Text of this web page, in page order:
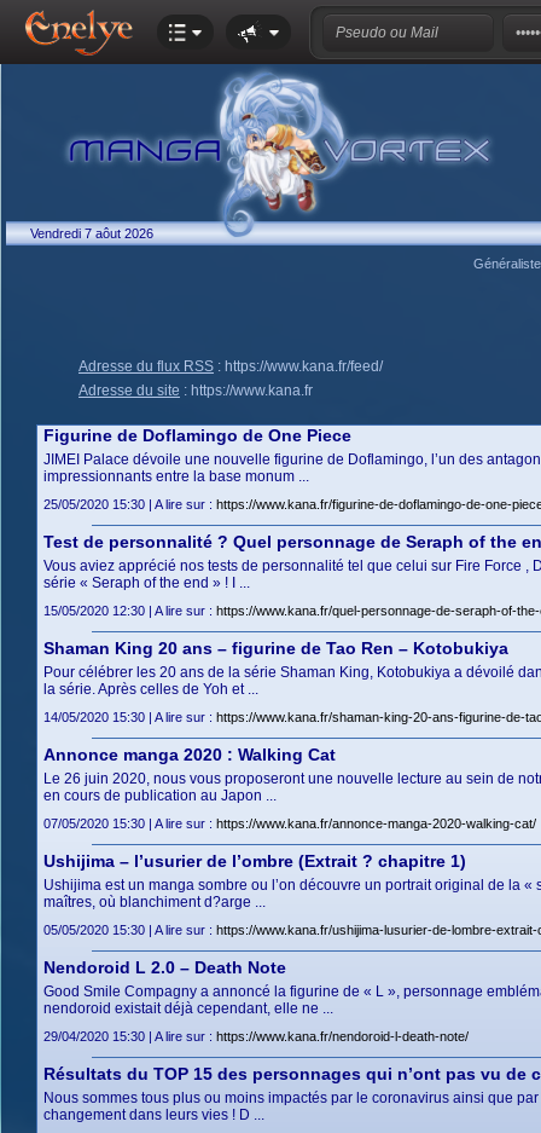
Vendredi 7 aôut 2026
Adresse du flux RSS : https://www.kana.fr/feed/
Adresse du site : https://www.kana.fr
Figurine de Doflamingo de One Piece
JIMEI Palace dévoile une nouvelle figurine de Doflamingo, l’un des
impressionnants entre la base monum ...
25/05/2020 15:30 | A lire sur : https://www.kana.fr/figurine-de-doflamingo-de-one-
Test de personnalité ? Quel personnage de Seraph of the
Vous aviez apprécié nos tests de personnalité tel que celui sur Fire Force
série « Seraph of the end » ! I ...
15/05/2020 12:30 | A lire sur : https://www.kana.fr/quel-personnage-de-seraph-of-
Shaman King 20 ans – figurine de Tao Ren – Kotobukiya
Pour célébrer les 20 ans de la série Shaman King, Kotobukiya a dévoilé
la série. Après celles de Yoh et ...
14/05/2020 15:30 | A lire sur : https://www.kana.fr/shaman-king-20-ans-figurine-de-
Annonce manga 2020 : Walking Cat
Le 26 juin 2020, nous vous proposeront une nouvelle lecture au sein de
en cours de publication au Japon ...
07/05/2020 15:30 | A lire sur : https://www.kana.fr/annonce-manga-2020-walking-cat/
Ushijima – l’usurier de l’ombre (Extrait ? chapitre 1)
Ushijima est un manga sombre ou l’on découvre un portrait original de la
maîtres, où blanchiment d?arge ...
05/05/2020 15:30 | A lire sur : https://www.kana.fr/ushijima-lusurier-de-lombre-extrait-
Nendoroid L 2.0 – Death Note
Good Smile Compagny a annoncé la figurine de « L », personnage
nendoroid existait déjà cependant, elle ne ...
29/04/2020 15:30 | A lire sur : https://www.kana.fr/nendoroid-l-death-note/
Résultats du TOP 15 des personnages qui n’ont pas vu de
Nous sommes tous plus ou moins impactés par le coronavirus ainsi que
changement dans leurs vies ! D ...